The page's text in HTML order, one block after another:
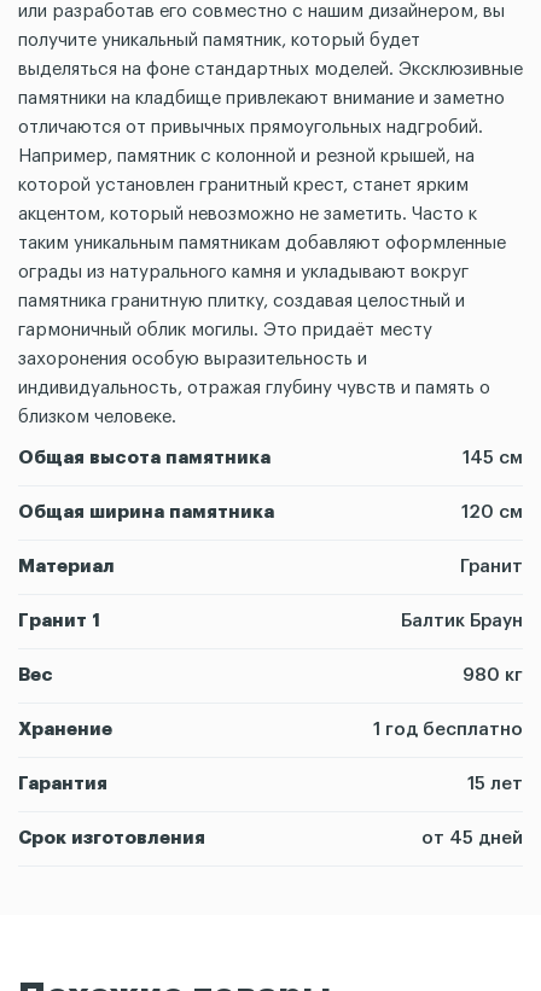
или разработав его совместно с нашим дизайнером, вы
получите уникальный памятник, который будет
выделяться на фоне стандартных моделей. Эксклюзивные
памятники на кладбище привлекают внимание и заметно
отличаются от привычных прямоугольных надгробий.
Например, памятник с колонной и резной крышей, на
которой установлен гранитный крест, станет ярким
акцентом, который невозможно не заметить. Часто к
таким уникальным памятникам добавляют оформленные
ограды из натурального камня и укладывают вокруг
памятника гранитную плитку, создавая целостный и
гармоничный облик могилы. Это придаёт месту
захоронения особую выразительность и
индивидуальность, отражая глубину чувств и память о
близком человеке.
Общая высота памятника 145 см
Общая ширина памятника 120 см
Материал Гранит
Гранит 1 Балтик Браун
Вес 980 кг
Хранение 1 год бесплатно
Гарантия 15 лет
Срок изготовления от 45 дней